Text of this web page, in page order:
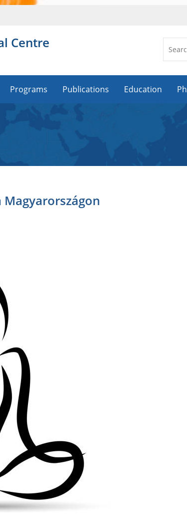
Centre
Programs Publications Education